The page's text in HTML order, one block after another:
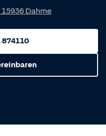
15936 Dahme
874110